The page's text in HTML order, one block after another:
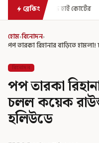
ব্রেকিং থেঁতলানো মাথা-
হোম›বিনোদন›
পপ তারকা রিহানার বাড়িতে
বিনোদন
পপ তারকা
চলল কয়েক
হলিউডে